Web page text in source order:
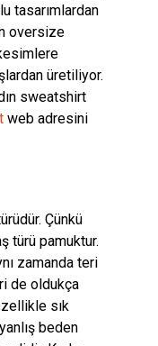
tasarımlardan
oversize
üretiliyor.
sweatshirt
web adresini
Çünkü
türü pamuktur.
zamanda teri
de oldukça
sık
beden